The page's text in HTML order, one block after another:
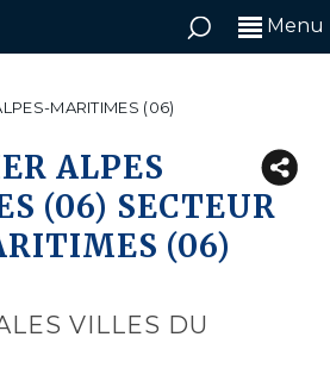
Menu
MARITIMES (06)
ALPES
(06) SECTEUR
(06)
VILLES DU